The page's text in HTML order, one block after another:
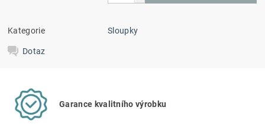
Kategorie Sloupky
Dotaz
Garance kvalitního výrobku